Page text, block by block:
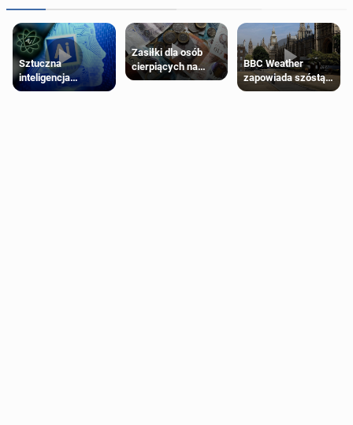
Sztuczna
inteligencja
próbowała oszukać
Zasiłki dla osób
cierpiących na
schorzenia
BBC Weather
zapowiada szóstą
falę upałów w